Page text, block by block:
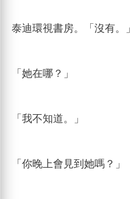
泰迪環視書房。「沒有。」
「她在哪？」
「我不知道。」
「你晚上會見到她嗎？」